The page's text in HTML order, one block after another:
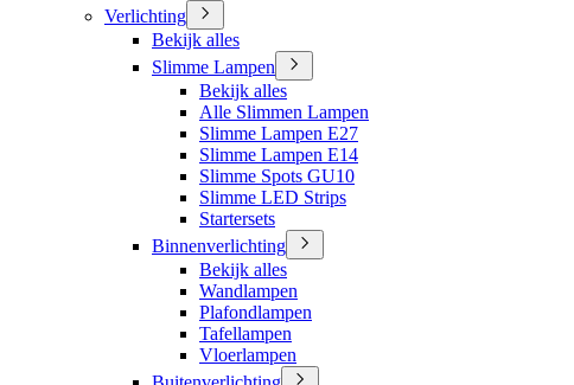
Verlichting
Bekijk alles
Slimme Lampen
Bekijk alles
Alle Slimmen Lampen
Slimme Lampen E27
Slimme Lampen E14
Slimme Spots GU10
Slimme LED Strips
Startersets
Binnenverlichting
Bekijk alles
Wandlampen
Plafondlampen
Tafellampen
Vloerlampen